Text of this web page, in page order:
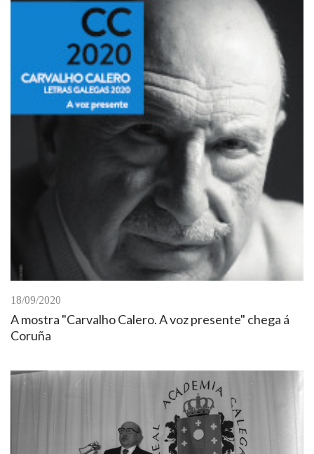
18/09/2020
A mostra "Carvalho Calero. A voz presente" chega á
Coruña